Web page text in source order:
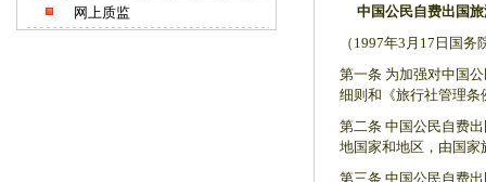
网上质监
中国公民自费出国
（1997年3月17日国
第一条 为加强对中国
细则和《旅行社管理
第二条 中国公民自费
地国家和地区，由国
第三条 中国公民自费